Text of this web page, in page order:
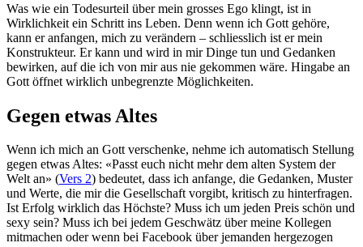
Was wie ein Todesurteil über mein grosses Ego klingt, ist in
Wirklichkeit ein Schritt ins Leben. Denn wenn ich Gott gehöre,
kann er anfangen, mich zu verändern – schliesslich ist er mein
Konstrukteur. Er kann und wird in mir Dinge tun und Gedanken
bewirken, auf die ich von mir aus nie gekommen wäre. Hingabe an
Gott öffnet wirklich unbegrenzte Möglichkeiten.
Gegen etwas Altes
Wenn ich mich an Gott verschenke, nehme ich automatisch Stellung
gegen etwas Altes: «Passt euch nicht mehr dem alten System der
Welt an» (Vers 2) bedeutet, dass ich anfange, die Gedanken, Muster
und Werte, die mir die Gesellschaft vorgibt, kritisch zu hinterfragen.
Ist Erfolg wirklich das Höchste? Muss ich um jeden Preis schön und
sexy sein? Muss ich bei jedem Geschwätz über meine Kollegen
mitmachen oder wenn bei Facebook über jemanden hergezogen